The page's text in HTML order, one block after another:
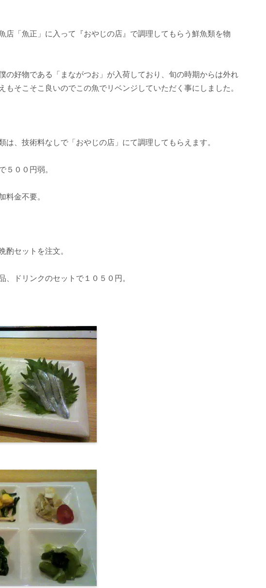
店「魚正」に入って『おやじの店』で調理してもらう鮮魚類を物
の好物である「まながつお」が入荷しており、旬の時期からは外れ
もそこそこ良いのでこの魚でリベンジしていただく事にしました。
は、技術料なしで「おやじの店」にて調理してもらえます。
５００円弱。
料金不要。
酌セットを注文。
、ドリンクのセットで１０５０円。